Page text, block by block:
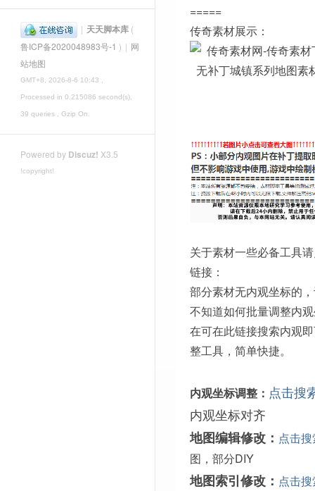
| 天天脚本库 (
鲁ICP备2020048983号-1 ) | 网
站地图
GMT+8, 2026-8-6 10:43 ,
Processed in 0.215086 second(s),
39 queries , Gzip On.
Powered by Discuz! X3.5
!copyright!
=====
传奇素材展示：
关于素材一些必备工具
链接：
部分素材无内观坐标的
不知道如何批量调整内
在可在此链接搜索内观
整工具，简单快捷。
内观坐标调整： 点击搜
内观坐标对齐
地图编辑修改： 点击
图，部分DIY
地图索引修改： 点击